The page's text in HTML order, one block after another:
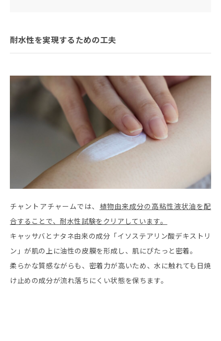
耐水性を実現するための工夫
チャントアチャームでは、 植物由来成分の高粘性液状油を配
合することで、耐水性試験をクリアしています。
キャッサバとナタネ由来の成分「イソステアリン酸デキストリ
ン」が肌の上に油性の皮膜を形成し、肌にぴたっと密着。
柔らかな質感ながらも、密着力が高いため、水に触れても日焼
け止めの成分が流れ落ちにくい状態を保ちます。